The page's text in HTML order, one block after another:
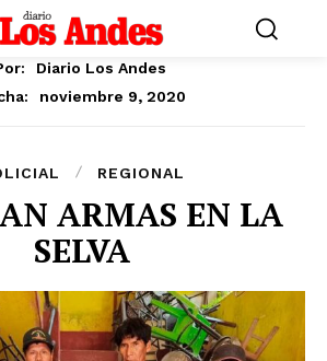
Diario Los Andes
noviembre 9, 2020
REGIONAL
ARMAS EN LA
SELVA